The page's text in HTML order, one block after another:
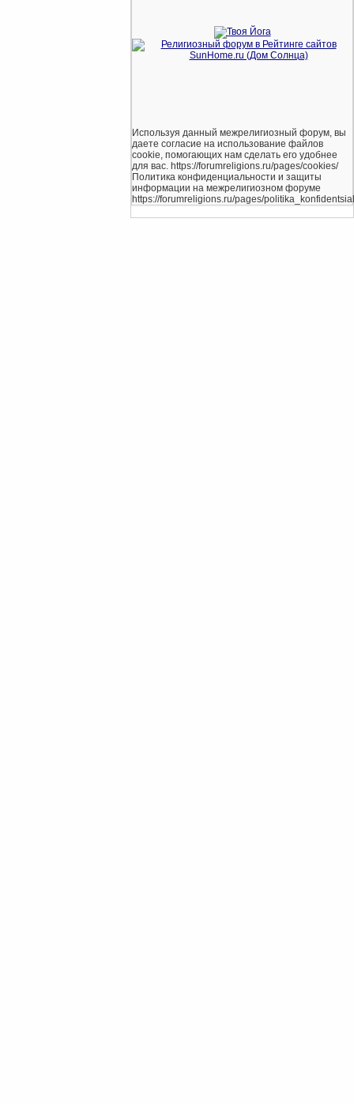
Используя данный межрелигиозный форум, вы
даете согласие на использование файлов
cookie, помогающих нам сделать его удобнее
для вас. https://forumreligions.ru/pages/cookies/
Политика конфиденциальности и защиты
информации на межрелигиозном форуме
https://forumreligions.ru/pages/